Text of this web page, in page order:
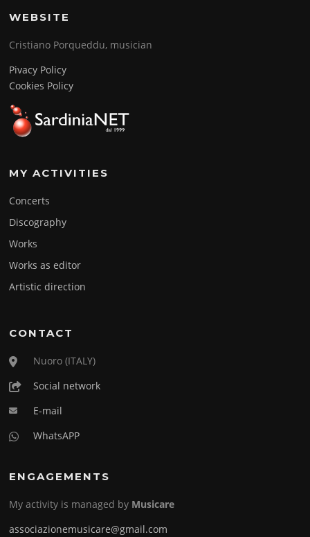
WEBSITE
Cristiano Porqueddu, musician
Pivacy Policy
Cookies Policy
MY ACTIVITIES
Concerts
Discography
Works
Works as editor
Artistic direction
CONTACT
Nuoro (ITALY)
Social network
E-mail
WhatsAPP
ENGAGEMENTS
My activity is managed by Musicare
associazionemusicare@gmail.com